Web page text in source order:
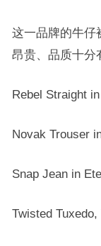
这一品牌的牛仔
昂贵、品质十分
Rebel Straight
Novak Trouser
Snap Jean in
Twisted